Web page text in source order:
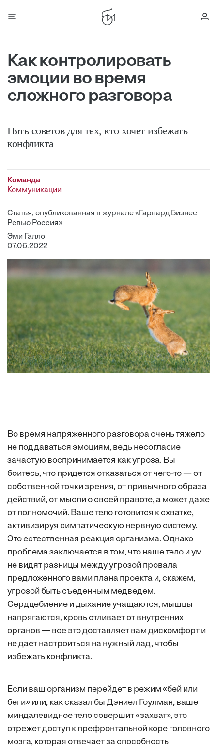
Как контролировать
эмоции во время
сложного разговора
Пять советов для тех, кто хочет избежать
конфликта
Команда
Коммуникации
Статья, опубликованная в журнале «Гарвард Бизнес
Ревью Россия»
Эми Галло
07.06.2022
Во время напряженного разговора очень тяжело
не поддаваться эмоциям, ведь несогласие
зачастую воспринимается как угроза. Вы
боитесь, что придется отказаться от чего-то — от
собственной точки зрения, от привычного образа
действий, от мысли о своей правоте, а может даже
от полномочий. Ваше тело готовится к схватке,
активизируя симпатическую нервную систему.
Это естественная реакция организма. Однако
проблема заключается в том, что наше тело и ум
не видят разницы между угрозой провала
предложенного вами плана проекта и, скажем,
угрозой быть съеденным медведем.
Сердцебиение и дыхание учащаются, мышцы
напрягаются, кровь отливает от внутренних
органов — все это доставляет вам дискомфорт и
не дает настроиться на нужный лад, чтобы
избежать конфликта.
Если ваш организм перейдет в режим «бей или
беги» или, как сказал бы Дэниел Гоулман, ваше
миндалевидное тело совершит «захват», это
отрежет доступ к префронтальной коре головного
мозга, которая отвечает за способность